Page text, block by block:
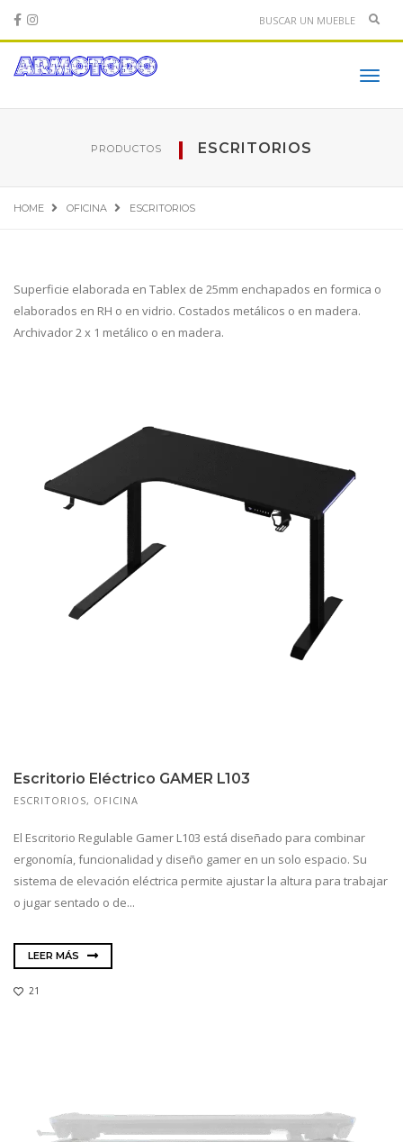
PRODUCTOS ESCRITORIOS
HOME OFICINA ESCRITORIOS
Superficie elaborada en Tablex de 25mm enchapados en formica o
elaborados en RH o en vidrio. Costados metálicos o en madera.
Archivador 2 x 1 metálico o en madera.
Escritorio Eléctrico GAMER L103
ESCRITORIOS, OFICINA
El Escritorio Regulable Gamer L103 está diseñado para combinar
ergonomía, funcionalidad y diseño gamer en un solo espacio. Su
sistema de elevación eléctrica permite ajustar la altura para trabajar
o jugar sentado o de...
LEER MÁS
21